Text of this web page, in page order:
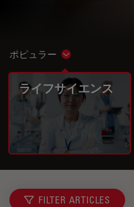
ポピュラー Show subnavigation
ライフサイエンス
FILTER ARTICLES